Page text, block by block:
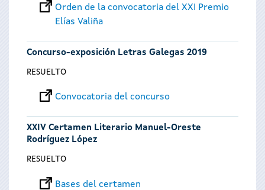
Orden de la convocatoria del XXI Premio
Elías Valiña
Concurso-exposición Letras Galegas 2019
RESUELTO
Convocatoria del concurso
XXIV Certamen Literario Manuel-Oreste
Rodríguez López
RESUELTO
Bases del certamen